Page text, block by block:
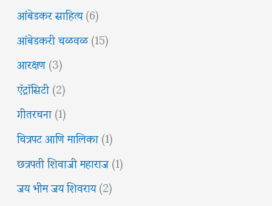
आंबेडकर साहित्य(6)
आंबेडकरी चळवळ(15)
आरक्षण(3)
ऍट्रॉसिटी(2)
गीतरचना(1)
चित्रपट आणि मालिका(1)
छत्रपती शिवाजी महाराज(1)
जय भीम जय शिवराय(2)